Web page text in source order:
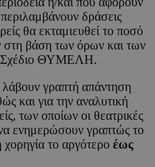
δράσεις
θα εκταμιευθεί το ποσό
στη βάση των όρων και των
Σχέδιο ΘΥΜΕΛΗ.
λάβουν γραπτή απάντηση
και για την αναλυτική
των οποίων οι θεατρικές
ενημερώσουν γραπτώς το
το αργότερο έως